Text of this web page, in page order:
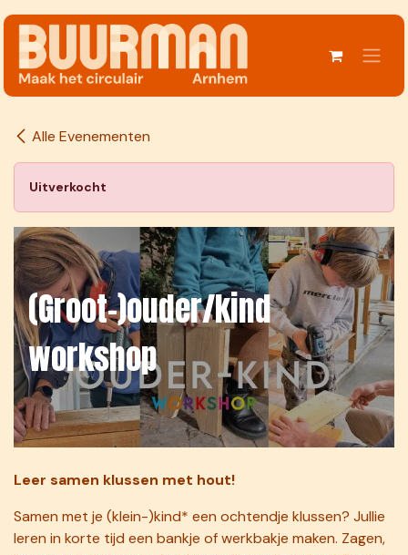
Alle Evenementen
Uitverkocht
(Groot-)ouder/kind
workshop
Leer samen klussen met hout!
Samen met je (klein-)kind* een ochtendje klussen? Jullie
leren in korte tijd een bankje of werkbakje maken. Zagen,